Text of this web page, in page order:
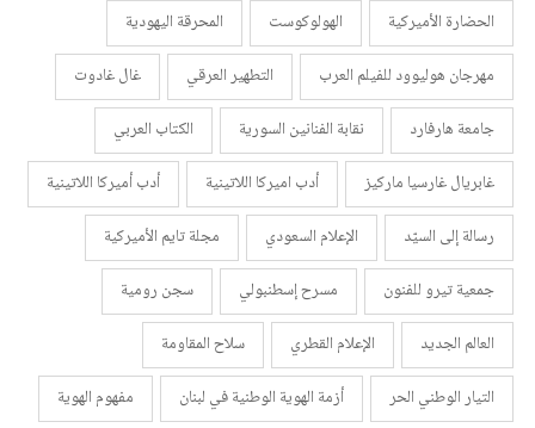
الحضارة الأميركية
الهولوكوست
المحرقة اليهودية
مهرجان هوليوود للفيلم العرب
التطهير العرقي
غال غادوت
جامعة هارفارد
نقابة الفنانين السورية
الكتاب العربي
غابريال غارسيا ماركيز
أدب اميركا اللاتينية
أدب أميركا اللاتينية
رسالة إلى السيّد
الإعلام السعودي
مجلة تايم الأميركية
جمعية تيرو للفنون
مسرح إسطنبولي
سجن رومية
العالم الجديد
الإعلام القطري
سلاح المقاومة
التيار الوطني الحر
أزمة الهوية الوطنية في لبنان
مفهوم الهوية